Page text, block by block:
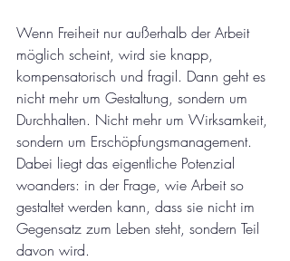
Wenn Freiheit nur außerhalb der Arbeit
möglich scheint, wird sie knapp,
kompensatorisch und fragil. Dann geht es
nicht mehr um Gestaltung, sondern um
Durchhalten. Nicht mehr um Wirksamkeit,
sondern um Erschöpfungsmanagement.
Dabei liegt das eigentliche Potenzial
woanders: in der Frage, wie Arbeit so
gestaltet werden kann, dass sie nicht im
Gegensatz zum Leben steht, sondern Teil
davon wird.